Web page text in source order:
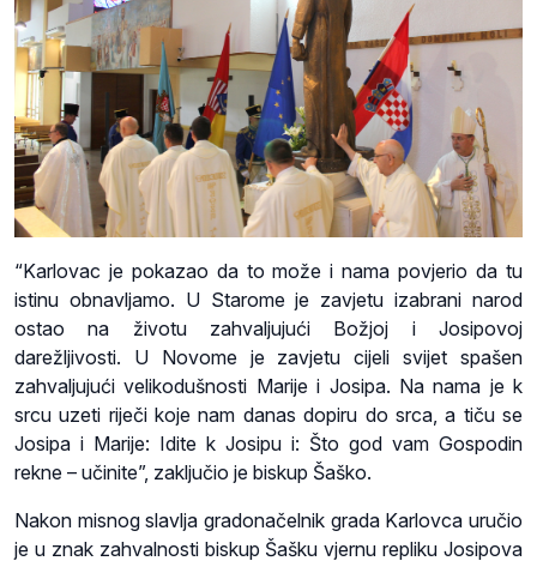
“Karlovac je pokazao da to može i nama povjerio da tu
istinu obnavljamo. U Starome je zavjetu izabrani narod
ostao na životu zahvaljujući Božjoj i Josipovoj
darežljivosti. U Novome je zavjetu cijeli svijet spašen
zahvaljujući velikodušnosti Marije i Josipa. Na nama je k
srcu uzeti riječi koje nam danas dopiru do srca, a tiču se
Josipa i Marije: Idite k Josipu i: Što god vam Gospodin
rekne – učinite”, zaključio je biskup Šaško.
Nakon misnog slavlja gradonačelnik grada Karlovca uručio
je u znak zahvalnosti biskup Šašku vjernu repliku Josipova